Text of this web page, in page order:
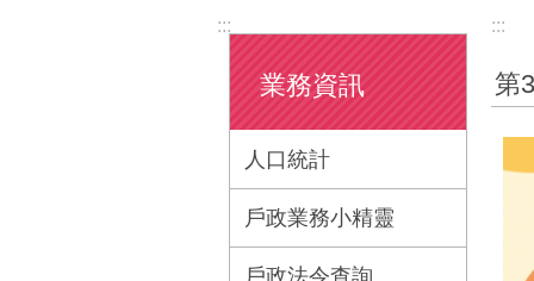
:::
業務資訊
人口統計
戶政業務小精靈
戶政法令查詢
:::
第